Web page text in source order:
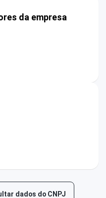
da empresa
dados do CNPJ